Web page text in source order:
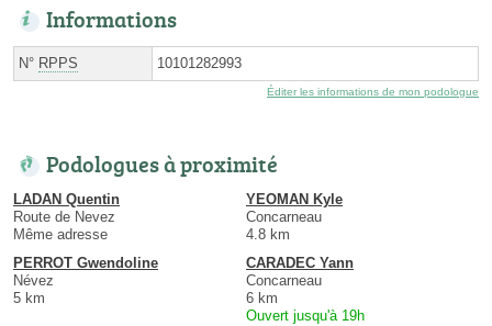
Informations
N° RPPS 10101282993
Éditer les informations de mon podologue
Podologues à proximité
LADAN Quentin
Route de Nevez
Même adresse
YEOMAN Kyle
Concarneau
4.8 km
PERROT Gwendoline
Névez
5 km
CARADEC Yann
Concarneau
6 km
Ouvert jusqu'à 19h